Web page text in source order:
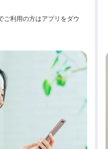
ご利用の方はアプリをダウ